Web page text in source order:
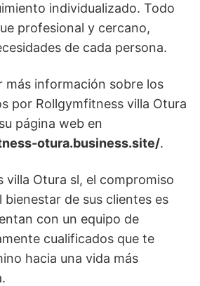
individualizado. Todo
profesional y cercano,
de cada persona.
más información sobre los
por Rollgymfitness villa Otura
página web en
otura.business.site/.
villa Otura sl, el compromiso
bienestar de sus clientes es
con un equipo de
cualificados que te
hacia una vida más